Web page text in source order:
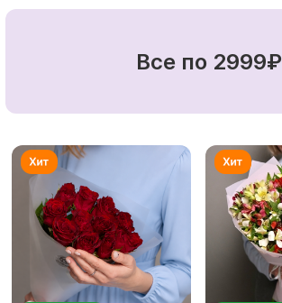
Все по 2999₽